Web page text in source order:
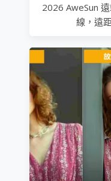
2026 AweSun
線，遠